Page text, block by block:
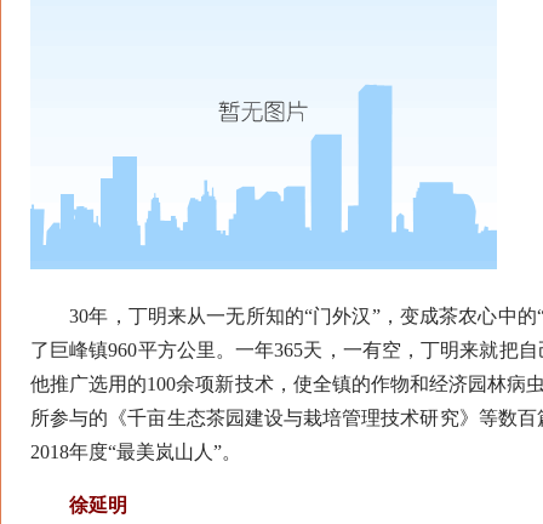
30年，丁明来从一无所知的“门外汉”，变成茶农心中的
了巨峰镇960平方公里。一年365天，一有空，丁明来就把
他推广选用的100余项新技术，使全镇的作物和经济园林病
所参与的《千亩生态茶园建设与栽培管理技术研究》等数
2018年度“最美岚山人”。
徐延明